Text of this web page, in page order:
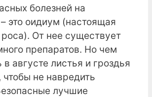
болезней на
это оидиум (настоящая
От нее существует
препаратов. Но чем
в августе листья и гроздья
чтобы не навредить
лучшие